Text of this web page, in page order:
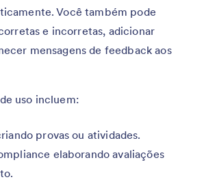
Você também pode
e incorretas, adicionar
mensagens de feedback aos
uso incluem:
provas ou atividades.
elaborando avaliações